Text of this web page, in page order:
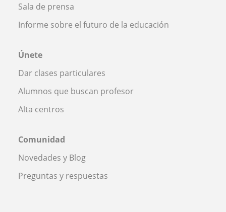
Sala de prensa
Informe sobre el futuro de la educación
Únete
Dar clases particulares
Alumnos que buscan profesor
Alta centros
Comunidad
Novedades y Blog
Preguntas y respuestas